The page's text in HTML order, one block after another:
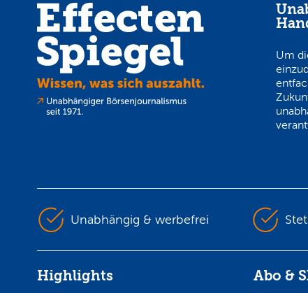
Um
Unabhängig & werbefrei
Highlights Abo &